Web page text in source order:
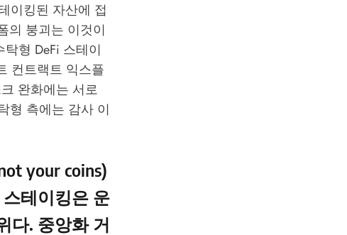
이킹된 자산에 접
의 붕괴는 이것이
형 DeFi 스테이
컨트랙트 익스플
완화에는 서로
형 측에는 감사 이
your coins)
테이킹은 운
다. 중앙화 거